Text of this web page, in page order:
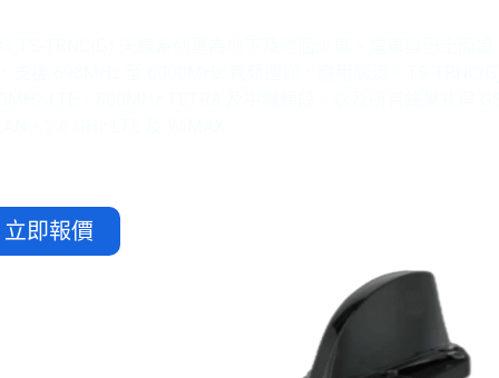
立即報價